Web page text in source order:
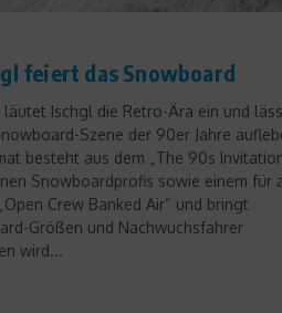
feiert das Snowboard
läutet Ischgl die Retro-Ära ein und
Szene der 90er Jahre
besteht aus dem „The 90s
Snowboardprofis sowie einem für
Crew Banked Air“ und bringt
Größen und Nachwuchsfahrer
wird...
Geschichte – Bekommt
„München Pro22“ eine
Chance?
19. Oktober 2012